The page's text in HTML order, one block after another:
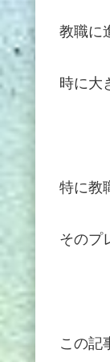
教職に
時に大
特に教
そのプ
この記